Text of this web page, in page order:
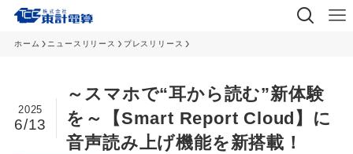
ホーム ニュースリリース プレスリリース
～スマホで“耳から読む”新体験
を～【Smart Report Cloud】に
音声読み上げ機能を新搭載！
2025
6/13